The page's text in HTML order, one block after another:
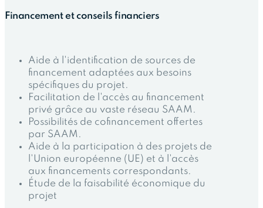
Financement et conseils financiers
Aide à l'identification de sources de
financement adaptées aux besoins
spécifiques du projet.
Facilitation de l'accès au financement
privé grâce au vaste réseau SAAM.
Possibilités de cofinancement offertes
par SAAM.
Aide à la participation à des projets de
l'Union européenne (UE) et à l'accès
aux financements correspondants.
Étude de la faisabilité économique du
projet